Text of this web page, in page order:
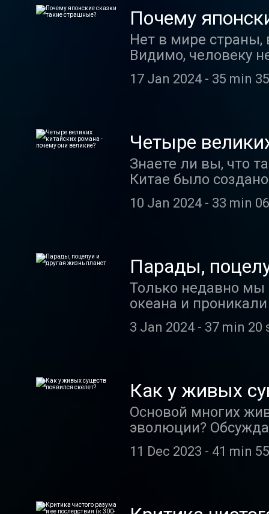
наук Эльвирой
Почему
Нет в мире страны,
Видимо, человеку
непонятных
интерпретаций. Но
неоправданных самостоятельных
примере японских
зашкаливает. А
кандидат
17 Jan 2024 - 35 min
Четыре
Знаете ли вы, что
Китае было
и события тесно
существами и
создателя
10 Jan 2024 - 33 min
Парады,
Только недавно мы
океана и
же происходят
сегодня мы будем
3 Jan 2024 - 37 min 20
Как у живых
Основой многих
эволюции?
биологических
11 Dec 2023 - 41 min